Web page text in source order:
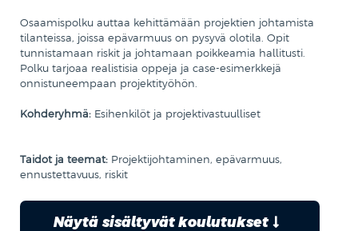
Osaamispolku auttaa kehittämään projektien johtamista
tilanteissa, joissa epävarmuus on pysyvä olotila. Opit
tunnistamaan riskit ja johtamaan poikkeamia hallitusti.
Polku tarjoaa realistisia oppeja ja case-esimerkkejä
onnistuneempaan projektityöhön.
Kohderyhmä: Esihenkilöt ja projektivastuulliset
Taidot ja teemat: Projektijohtaminen, epävarmuus,
ennustettavuus, riskit
Näytä sisältyvät koulutukset